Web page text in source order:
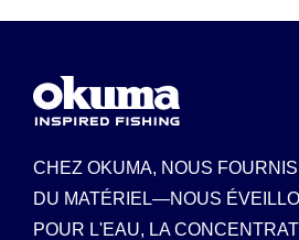
CHEZ OKUMA, NOUS
DU MATÉRIEL—NOUS
POUR L'EAU, LA